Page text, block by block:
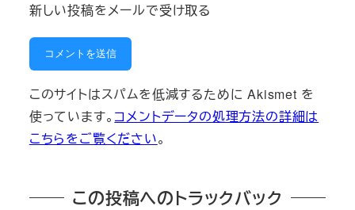
新しい投稿をメールで受け取る
このサイトはスパムを低減するために Akismet を
使っています。 コメントデータの処理方法の詳細は
こちらをご覧ください。
この投稿へのトラックバック